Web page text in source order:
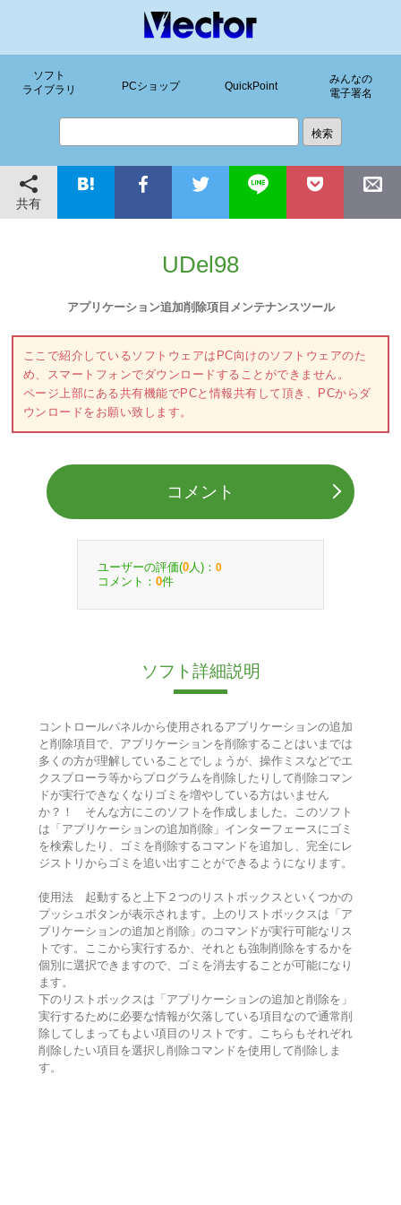
ソフト
ライブラリ
PCショップ QuickPoint
みんなの
電子署名
共有
UDel98
アプリケーション追加削除項目メンテナンスツール
ここで紹介しているソフトウェアはPC向けのソフトウェアのた
め、スマートフォンでダウンロードすることができません。
ページ上部にある共有機能でPCと情報共有して頂き、PCからダ
ウンロードをお願い致します。
コメント
ユーザーの評価(0 人)： 0
コメント： 0件
ソフト詳細説明
コントロールパネルから使用されるアプリケーションの追加
と削除項目で、アプリケーションを削除することはいまでは
多くの方が理解していることでしょうが、操作ミスなどでエ
クスプローラ等からプログラムを削除したりして削除コマン
ドが実行できなくなりゴミを増やしている方はいません
か？！ そんな方にこのソフトを作成しました。このソフト
は「アプリケーションの追加削除」インターフェースにゴミ
を検索したり、ゴミを削除するコマンドを追加し、完全にレ
ジストリからゴミを追い出すことができるようになります。
使用法 起動すると上下２つのリストボックスといくつかの
プッシュボタンが表示されます。上のリストボックスは「ア
プリケーションの追加と削除」のコマンドが実行可能なリス
トです。ここから実行するか、それとも強制削除をするかを
個別に選択できますので、ゴミを消去することが可能になり
ます。
下のリストボックスは「アプリケーションの追加と削除を」
実行するために必要な情報が欠落している項目なので通常削
除してしまってもよい項目のリストです。こちらもそれぞれ
削除したい項目を選択し削除コマンドを使用して削除しま
す。